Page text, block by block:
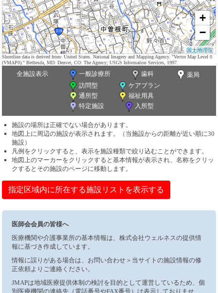
+
−
国土地理院
Shoreline data is derived from: United States. National Imagery and Mapping Agency. "Vector Map Level 0
(VMAP0)." Bethesda, MD: Denver, CO: The Agency; USGS Information Services, 1997.
全施設表示 一般診療所 歯科
薬局
訪問型
ケアプラン
通所型
福祉用具
特定施設
入所型
施設の場所は正確でない場合があります。
地図上に周辺の施設が表示されます。（当施設からの距離が近い順に30
施設）
凡例をクリックすると、表示を施設種類で絞り込むことができます。
地図上のマーカーをクリックすると基本情報が表示され、名称をクリッ
クするとその施設のページに移動します。
指定区域内に所在する施設リストを表示する
医師会会員の皆様へ
医療機関や介護事業所の基本情報は、株式会社ウェルネスの提供情
報に基づき作成しています。
情報に誤りがある場合は、お問い合わせ＞当サイトの施設情報の修
正依頼よりご連絡ください。
JMAPは地域医療提供体制の検討を目的として運営しているため、個
別医療機関の連絡先（電話番号やFAX番号）は表示しておりませ